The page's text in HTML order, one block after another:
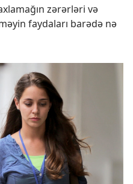
zərərləri və
faydaları barədə nə